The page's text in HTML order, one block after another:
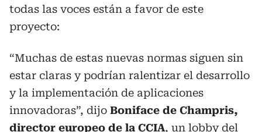
todas las voces están a favor de este
proyecto:
“Muchas de estas nuevas normas siguen sin
estar claras y podrían ralentizar el desarrollo
y la implementación de aplicaciones
innovadoras”, dijo Boniface de Champris,
director europeo de la CCIA, un lobby del